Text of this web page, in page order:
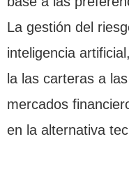
La gestión del
inteligencia
la las carteras a
mercados
en la alternativa